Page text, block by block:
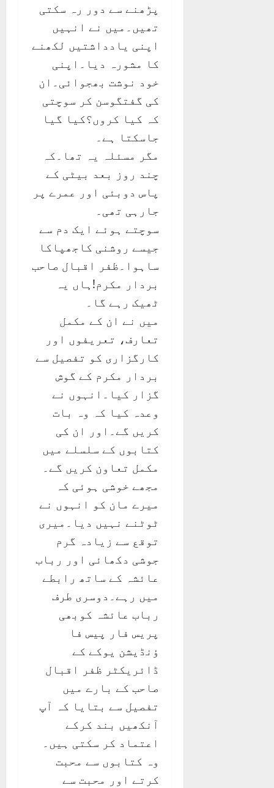
پڑھنے سے دور رہ سکتی
تھیں۔میں نے انہیں
اپنی یادداشتیں لکھنے
کا مشورہ دیا۔اپنی
خود نوشت بھجوائی۔ان
کی گفتگوسن کر سوچتی
کہ کیا کروں؟کیا گیا
جاسکتا ہے۔
مگر مسئلہ یہ تھا۔کہ
چند روز بعد بیٹی کے
پاس دوبئی اور عمرے پر
جارہی تھی۔
سوچتے ہوئے ایک دم سے
جیسے روشنی کاجھپاکا
ساہوا۔ظفر اقبال صاحب
بردار مکرم!ہاں یہ
ٹھیک رہے گا۔
میں نے ان کے مکمل
تعارف، تعریفوں اور
کارگزاری کو تفصیل سے
بردار مکرم کے گوش
گزار کیا۔انہوں نے
وعدہ کیا کہ وہ بات
کریں گے۔اور ان کی
کتابوں کے سلسلے میں
مکمل تعاون کریں گے۔
مجھے خوشی ہوئی کہ
میرے مان کو انہوں نے
ٹوٹنے نہیں دیا۔میری
توقع سے زیادہ گرم
جوشی دکھائی اور رباب
عائشہ کے ساتھ رابطے
میں رہے۔دوسری طرف
رباب عائشہ کوبھی
پریس فار پیس فا
ؤنڈیشن یوکے کے
ڈائریکٹر ظفر اقبال
صاحب کے بارے میں
تفصیل سے بتایا کہ آپ
آنکھیں بند کرکے
اعتماد کر سکتی ہیں۔
وہ کتابوں سے محبت
کرتے اور محبت سے